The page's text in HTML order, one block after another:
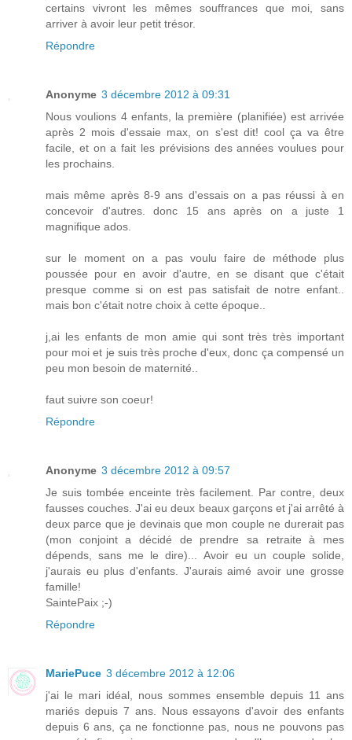
certains vivront les mêmes souffrances que moi, sans
arriver à avoir leur petit trésor.
Répondre
Anonyme 3 décembre 2012 à 09:31
Nous voulions 4 enfants, la première (planifiée) est arrivée
après 2 mois d'essaie max, on s'est dit! cool ça va être
facile, et on a fait les prévisions des années voulues pour
les prochains.
mais même après 8-9 ans d'essais on a pas réussi à en
concevoir d'autres. donc 15 ans après on a juste 1
magnifique ados.
sur le moment on a pas voulu faire de méthode plus
poussée pour en avoir d'autre, en se disant que c'était
presque comme si on est pas satisfait de notre enfant..
mais bon c'était notre choix à cette époque..
j,ai les enfants de mon amie qui sont très très important
pour moi et je suis très proche d'eux, donc ça compensé un
peu mon besoin de maternité..
faut suivre son coeur!
Répondre
Anonyme 3 décembre 2012 à 09:57
Je suis tombée enceinte très facilement. Par contre, deux
fausses couches. J'ai eu deux beaux garçons et j'ai arrêté à
deux parce que je devinais que mon couple ne durerait pas
(mon conjoint a décidé de prendre sa retraite à mes
dépends, sans me le dire)... Avoir eu un couple solide,
j'aurais eu plus d'enfants. J'aurais aimé avoir une grosse
famille!
SaintePaix ;-)
Répondre
MariePuce 3 décembre 2012 à 12:06
j'ai le mari idéal, nous sommes ensemble depuis 11 ans
mariés depuis 7 ans. Nous essayons d'avoir des enfants
depuis 6 ans, ça ne fonctionne pas, nous ne pouvons pas